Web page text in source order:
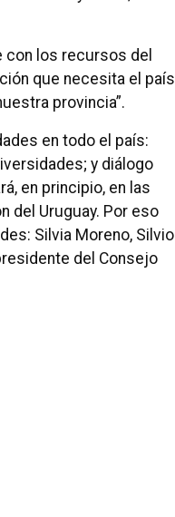
con los recursos del
que necesita el país
provincia”.
en todo el país:
y diálogo
en principio, en las
del Uruguay. Por eso
Silvia Moreno, Silvio
del Consejo